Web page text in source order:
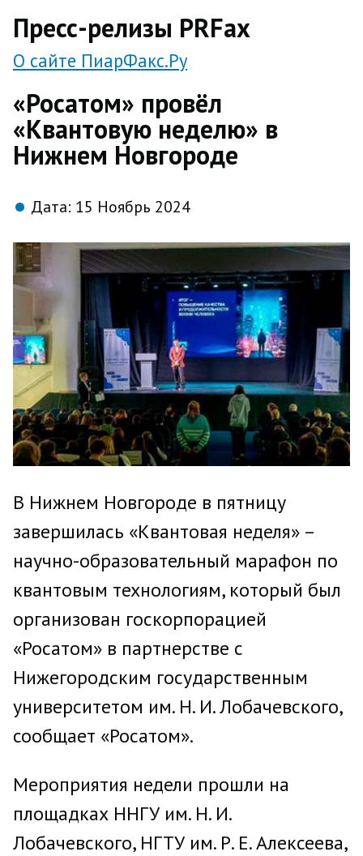
Пресс-релизы PRFax
О сайте ПиарФакс.Ру
«Росатом» провёл
«Квантовую неделю» в
Нижнем Новгороде
Дата: 15 Ноябрь 2024
В Нижнем Новгороде в пятницу
завершилась «Квантовая неделя» –
научно-образовательный марафон по
квантовым технологиям, который был
организован госкорпорацией
«Росатом» в партнерстве с
Нижегородским государственным
университетом им. Н. И. Лобачевского,
сообщает «Росатом».
Мероприятия недели прошли на
площадках ННГУ им. Н. И.
Лобачевского, НГТУ им. Р. Е. Алексеева,